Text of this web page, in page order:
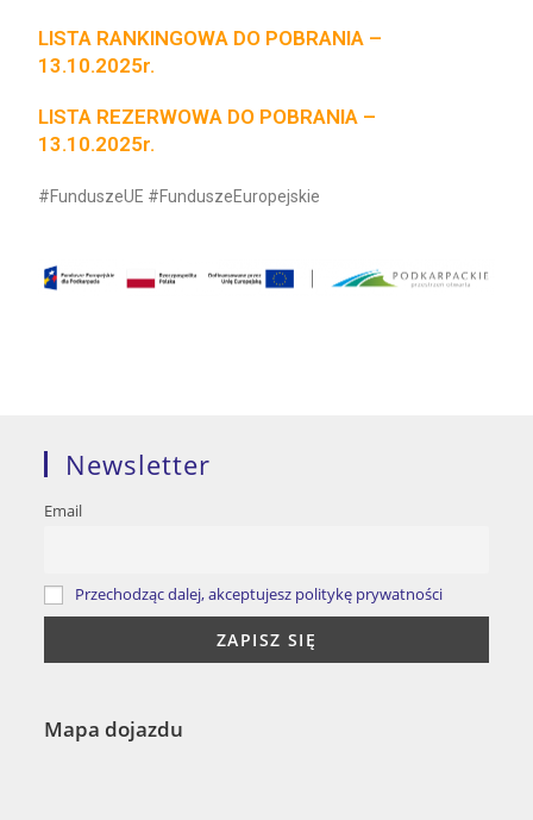
LISTA RANKINGOWA DO POBRANIA –
13.10.2025r.
LISTA REZERWOWA DO POBRANIA –
13.10.2025r.
#FunduszeUE #FunduszeEuropejskie
Newsletter
Email
Przechodząc dalej, akceptujesz politykę prywatności
Mapa dojazdu